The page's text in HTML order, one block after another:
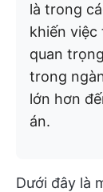
là trong
khiến việc
quan
trong
lớn hơn
án.
Dưới đây là